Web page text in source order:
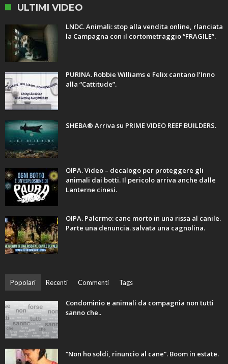
ULTIMI VIDEO
LNDC. Animali: stop alla vendita online, rlanciata
la Campagna con il cortometraggio “FRAGILE”.
PURINA. Robbie Williams e Felix cantano l’Inno
alla “Cattitude”.
SHEBA® Arriva su PRIME VIDEO REEF BUILDERS.
OIPA. Video – decalogo per proteggere gli
animali dai botti. Il pericolo arriva anche dalle
Lanterne cinesi.
OIPA. Palermo: cane morto in una rissa al canile.
Parte una denuncia. salvata una cagnolina.
Popolari Recenti Commenti Tags
Condominio e animali da compagnia non tutti
sanno che..
“Non ho soldi, rinuncio al cane”. Boom in estate.